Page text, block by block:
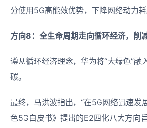
分使用5G高能效优势，下降网络动力耗
方向8：全生命周期走向循环经济，削
遵从循环经济理念，华为将“大绿色”
碳。
最终，马洪波指出，“在5G网络迅速
色5G白皮书》提出的E2四化八大方向